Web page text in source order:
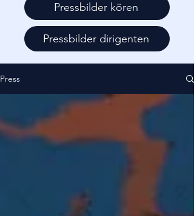
Pressbilder kören
Pressbilder dirigenten
Press